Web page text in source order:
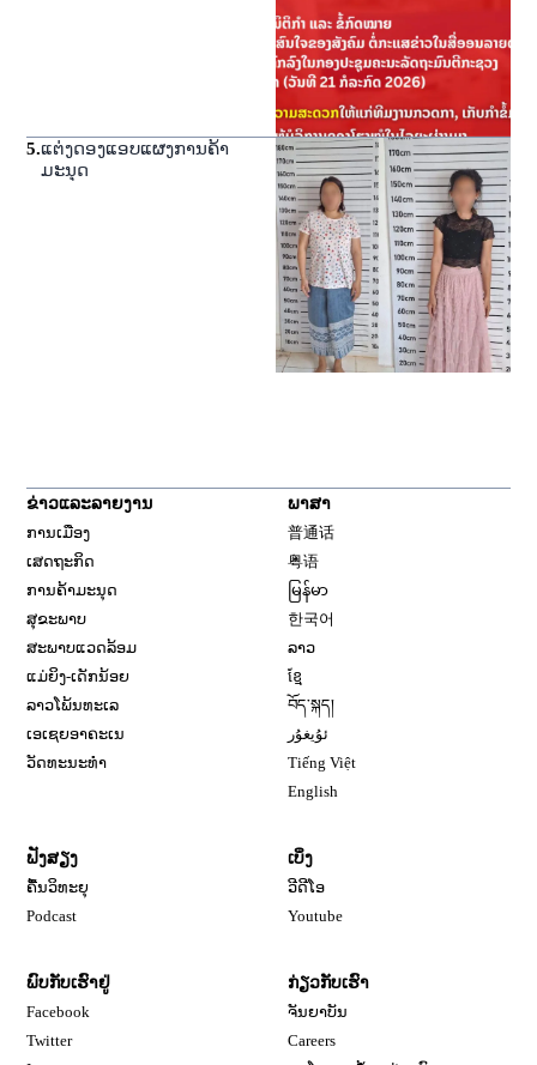
5.ແຕ່ງດອງແອບແຜງການຄ້າ
ມະນຸດ
ຂ່າວແລະລາຍງານ
ການເມືອງ
ເສດຖະກິດ
ການຄ້າມະນຸດ
ສຸຂະພາບ
ສະພາບແວດລ້ອມ
ແມ່ຍິງ-ເດັກນ້ອຍ
ລາວໂພ້ນທະເລ
ເອເຊຍອາຄະເນ
ວັດທະນະທຳ
ພາສາ
普通话
粤语
မြန်မာ
한국어
ລາວ
ខ្មែ
བོད་སྐད།
ئۇيغۇر
Tiếng Việt
English
ຟັງສຽງ
ຄື້ນວິທະຍຸ
Podcast
ເບິ່ງ
ວີດີໂອ
Youtube
ພົບກັບເຮົາຢູ່
Facebook
Twitter
ກ່ຽວກັບເຮົາ
ຈັນຍາບັນ
Careers